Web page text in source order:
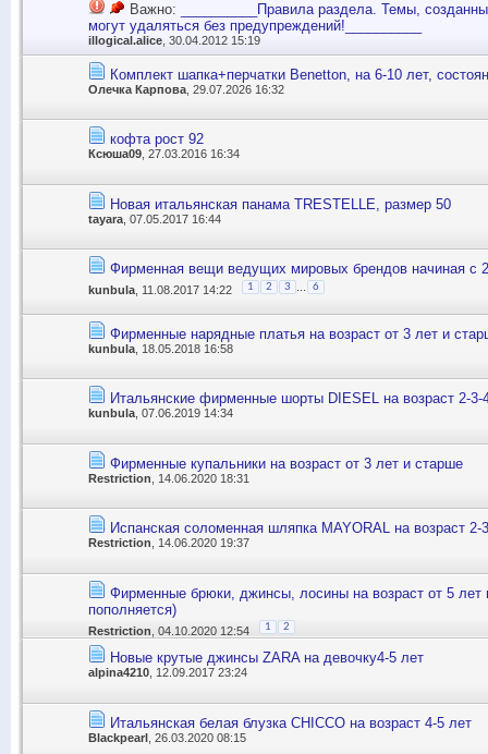
Важно:
__________Правила раздела. Темы,
могут удаляться без предупреждений!__________
illogical.alice, 30.04.2012 15:19
Комплект шапка+перчатки Benetton, на 6-10 лет,
Олечка Карпова , 29.07.2026 16:32
кофта рост 92
Ксюша09, 27.03.2016 16:34
Новая итальянская панама TRESTELLE, размер 50
tayara , 07.05.2017 16:44
Фирменная вещи ведущих мировых брендов начиная с
kunbula , 11.08.2017 14:22 1 2 3 6
Фирменные нарядные платья на возраст от 3 лет и
kunbula , 18.05.2018 16:58
Итальянские фирменные шорты DIESEL на возраст 2-3-
kunbula , 07.06.2019 14:34
Фирменные купальники на возраст от 3 лет и старше
Restriction , 14.06.2020 18:31
Испанская соломенная шляпка MAYORAL на возраст 2-
Restriction , 14.06.2020 19:37
Фирменные брюки, джинсы, лосины на возраст от 5
пополняется)
Restriction , 04.10.2020 12:54 1 2
Новые крутые джинсы ZARA на девочку4-5 лет
alpina4210, 12.09.2017 23:24
Итальянская белая блузка CHICCO на возраст 4-5 лет
Blackpearl , 26.03.2020 08:15